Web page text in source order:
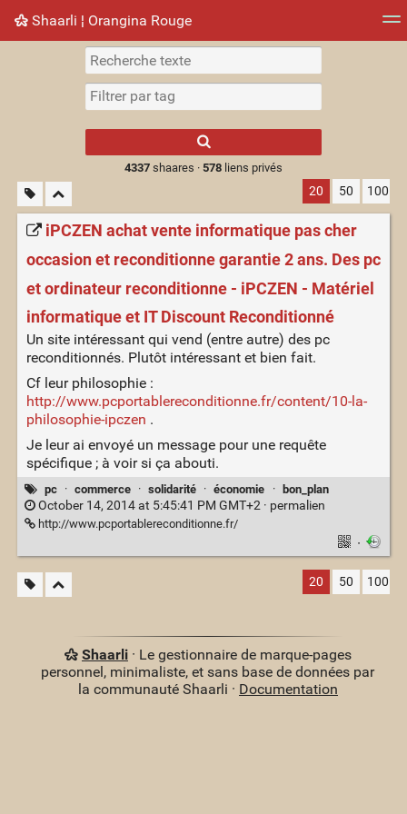
Shaarli ¦ Orangina Rouge
Nuage de tags Mur d'images
results.
4337shaares · 578liens privés
20 50 100
iPCZEN achat vente informatique pas cher
occasion et reconditionne garantie 2 ans. Des pc
et ordinateur reconditionne - iPCZEN - Matériel
informatique et IT Discount Reconditionné
Un site intéressant qui vend (entre autre) des pc
reconditionnés. Plutôt intéressant et bien fait.
Cf leur philosophie :
http://www.pcportablereconditionne.fr/content/10-la-
philosophie-ipczen .
Je leur ai envoyé un message pour une requête
spécifique ; à voir si ça abouti.
pc · commerce · solidarité · économie · bon_plan
October 14, 2014 at 5:45:41 PM GMT+2 · permalien
http://www.pcportablereconditionne.fr/
·
20 50 100
Shaarli· Le gestionnaire de marque-pages
personnel, minimaliste, et sans base de données par
la communauté Shaarli · Documentation